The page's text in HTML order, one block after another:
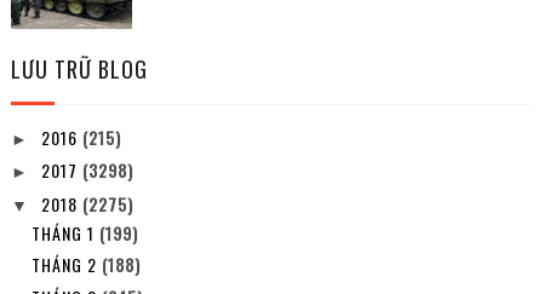
LƯU TRỮ BLOG
► 2016 (215)
► 2017 (3298)
▼ 2018 (2275)
THÁNG 1 (199)
THÁNG 2 (188)